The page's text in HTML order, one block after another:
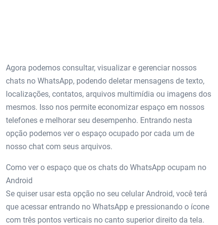
Agora podemos consultar, visualizar e gerenciar nossos
chats no WhatsApp, podendo deletar mensagens de texto,
localizações, contatos, arquivos multimídia ou imagens dos
mesmos. Isso nos permite economizar espaço em nossos
telefones e melhorar seu desempenho. Entrando nesta
opção podemos ver o espaço ocupado por cada um de
nosso chat com seus arquivos.
Como ver o espaço que os chats do WhatsApp ocupam no
Android
Se quiser usar esta opção no seu celular Android, você terá
que acessar entrando no WhatsApp e pressionando o ícone
com três pontos verticais no canto superior direito da tela.